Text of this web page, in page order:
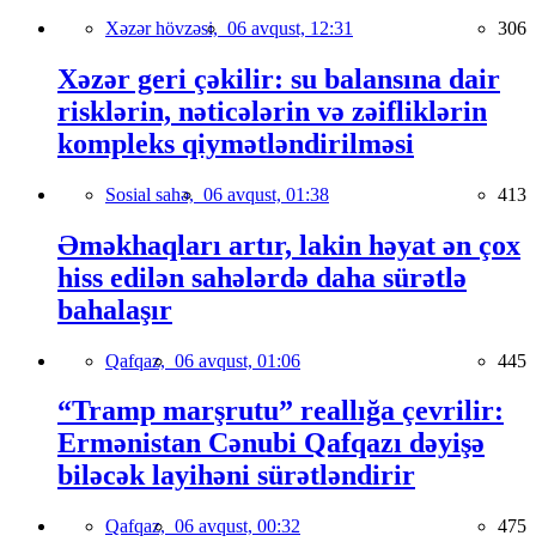
Xəzər hövzəsi, 06 avqust, 12:31 306
Xəzər geri çəkilir: su balansına dair
risklərin, nəticələrin və zəifliklərin
kompleks qiymətləndirilməsi
Sosial sahə, 06 avqust, 01:38 413
Əməkhaqları artır, lakin həyat ən çox
hiss edilən sahələrdə daha sürətlə
bahalaşır
Qafqaz, 06 avqust, 01:06 445
“Tramp marşrutu” reallığa çevrilir:
Ermənistan Cənubi Qafqazı dəyişə
biləcək layihəni sürətləndirir
Qafqaz, 06 avqust, 00:32 475